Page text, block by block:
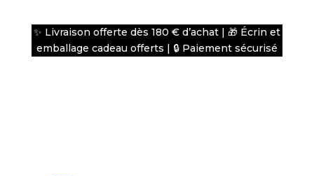
✨ Livraison offerte dès 180 € d’achat | 🎁 Écrin et
emballage cadeau offerts | 🔒 Paiement sécurisé